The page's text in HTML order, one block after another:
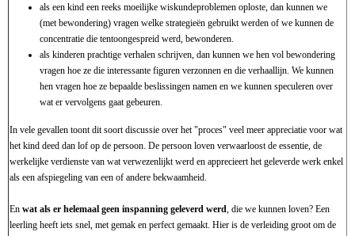
als een kind een reeks moeilijke wiskundeproblemen oploste, dan kunnen we
(met bewondering) vragen welke strategieën gebruikt werden of we kunnen de
concentratie die tentoongespreid werd, bewonderen.
als kinderen prachtige verhalen schrijven, dan kunnen we hen vol bewondering
vragen hoe ze die interessante figuren verzonnen en die verhaallijn. We kunnen
hen vragen hoe ze bepaalde beslissingen namen en we kunnen speculeren over
wat er vervolgens gaat gebeuren.
In vele gevallen toont dit soort discussie over het "proces" veel meer appreciatie voor wat
het kind deed dan lof op de persoon. De persoon loven verwaarloost de essentie, de
werkelijke verdienste van wat verwezenlijkt werd en apprecieert het geleverde werk enkel
als een afspiegeling van een of andere bekwaamheid.
En wat als er helemaal geen inspanning geleverd werd, die we kunnen loven? Een
leerling heeft iets snel, met gemak en perfect gemaakt. Hier is de verleiding groot om de